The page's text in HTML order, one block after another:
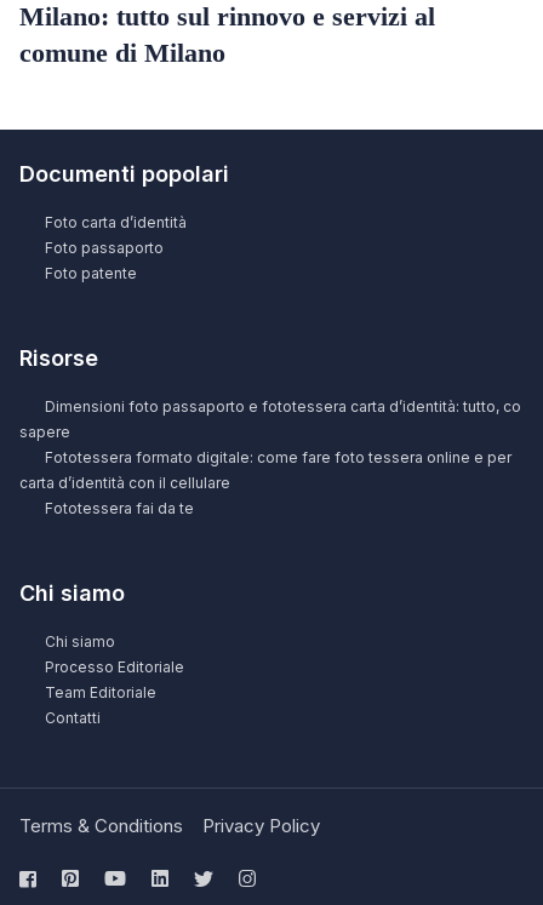
Milano: tutto sul rinnovo e servizi al
comune di Milano
Documenti popolari
Foto carta d’identità
Foto passaporto
Foto patente
Risorse
Dimensioni foto passaporto e fototessera carta d’identità: tutto, co
sapere
Fototessera formato digitale: come fare foto tessera online e per
carta d’identità con il cellulare
Fototessera fai da te
Chi siamo
Chi siamo
Processo Editoriale
Team Editoriale
Contatti
Terms & Conditions Privacy Policy